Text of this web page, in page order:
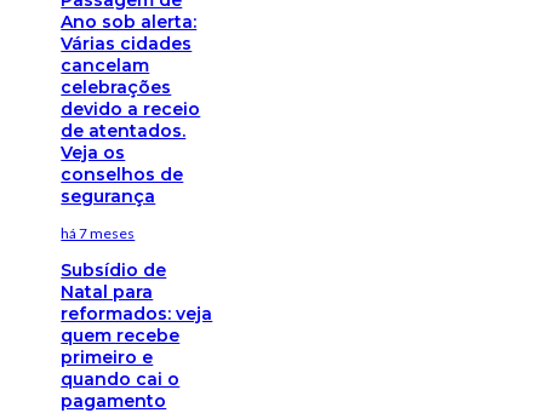
Ano sob alerta:
Várias cidades
cancelam
celebrações
devido a receio
de atentados.
Veja os
conselhos de
segurança
há 7 meses
Subsídio de
Natal para
reformados: veja
quem recebe
primeiro e
quando cai o
pagamento